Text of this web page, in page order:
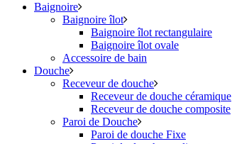
Baignoire
Baignoire îlot
Baignoire îlot rectangulaire
Baignoire îlot ovale
Accessoire de bain
Douche
Receveur de douche
Receveur de douche céramique
Receveur de douche composite
Paroi de Douche
Paroi de douche Fixe